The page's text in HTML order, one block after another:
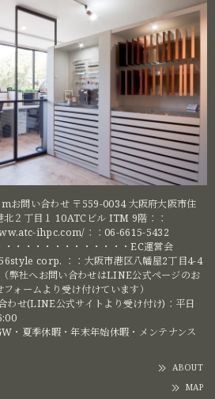
お問い合わせ 〒559-0034 大阪府大阪市住
北２丁目１ 10ATCビル ITM 9階：：
ihpc.com/：：06-6615-5432
・・・・・・・・・・・・・EC運営会
corp. ：：大阪市港区八幡屋2丁目4-4
弊社へお問い合わせはLINE公式ページのお
フォームより受け付けています）
わせ(LINE公式サイトより受け付け)：平日
・夏季休暇・年末年始休暇・メンテナンス
ABOUT
MAP